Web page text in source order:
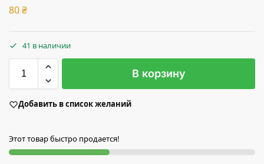
80₴
41 в наличии
В корзину
Добавить в список желаний
Этот товар быстро продается!